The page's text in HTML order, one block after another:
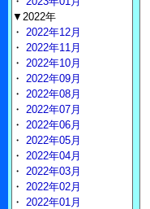
▼2022年
・ 2022年12月
・ 2022年11月
・ 2022年10月
・ 2022年09月
・ 2022年08月
・ 2022年07月
・ 2022年06月
・ 2022年05月
・ 2022年04月
・ 2022年03月
・ 2022年02月
・ 2022年01月